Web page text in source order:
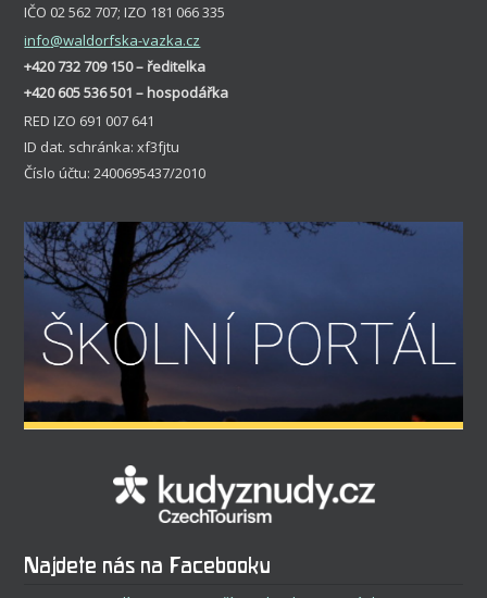
IČO 02 562 707; IZO 181 066 335
info@waldorfska-vazka.cz
+420 732 709 150 – ředitelka
+420 605 536 501 – hospodářka
RED IZO 691 007 641
ID dat. schránka: xf3fjtu
Číslo účtu: 2400695437/2010
Najdete nás na Facebooku